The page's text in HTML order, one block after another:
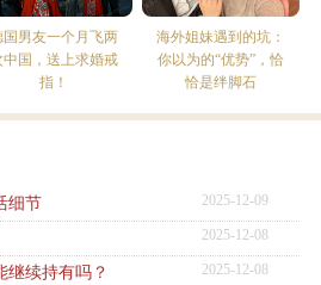
国男友一个月飞两
中国，送上求婚戒
指！
海外姐妹遇到的坑：
你以为的“优势”，恰
恰是绊脚石
细节 2025-12-09
2025-12-08
继续持有吗？ 2025-12-08